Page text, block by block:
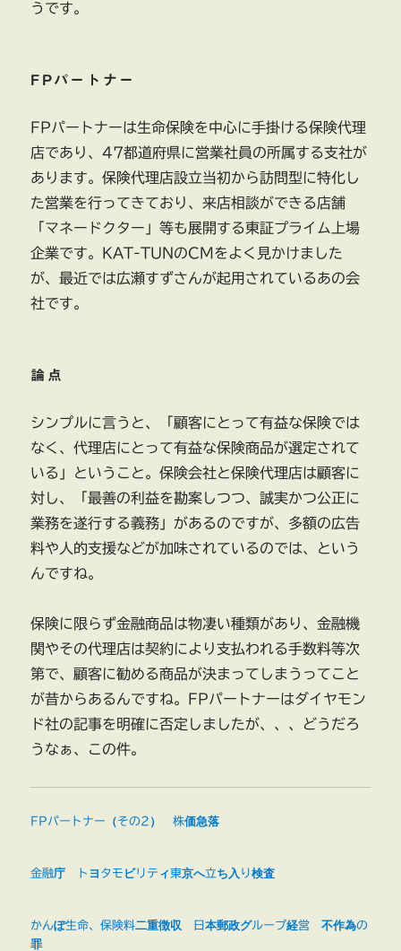
うです。
FPパートナー
FPパートナーは生命保険を中心に手掛ける保険代理
店であり、47都道府県に営業社員の所属する支社が
あります。保険代理店設立当初から訪問型に特化し
た営業を行ってきており、来店相談ができる店舗
「マネードクター」等も展開する東証プライム上場
企業です。KAT-TUNのCMをよく見かけました
が、最近では広瀬すずさんが起用されているあの会
社です。
論点
シンプルに言うと、「顧客にとって有益な保険では
なく、代理店にとって有益な保険商品が選定されて
いる」ということ。保険会社と保険代理店は顧客に
対し、「最善の利益を勘案しつつ、誠実かつ公正に
業務を遂行する義務」があるのですが、多額の広告
料や人的支援などが加味されているのでは、という
んですね。
保険に限らず金融商品は物凄い種類があり、金融機
関やその代理店は契約により支払われる手数料等次
第で、顧客に勧める商品が決まってしまうってこと
が昔からあるんですね。FPパートナーはダイヤモン
ド社の記事を明確に否定しましたが、、、どうだろ
うなぁ、この件。
FPパートナー（その2） 株価急落
金融庁 トヨタモビリティ東京へ立ち入り検査
かんぽ生命、保険料二重徴収 日本郵政グループ経営 不作為の
罪